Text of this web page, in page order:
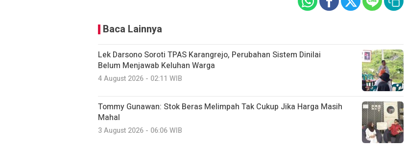
Baca Lainnya
Lek Darsono Soroti TPAS Karangrejo, Perubahan Sistem Dinilai
Belum Menjawab Keluhan Warga
4 August 2026 - 02:11 WIB
Tommy Gunawan: Stok Beras Melimpah Tak Cukup Jika Harga Masih
Mahal
3 August 2026 - 06:06 WIB